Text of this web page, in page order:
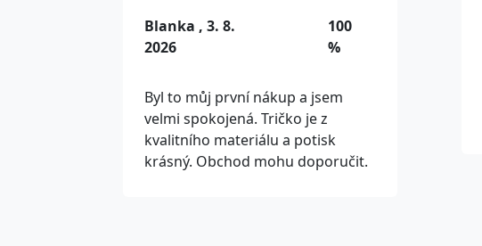
Blanka , 3. 8.
2026
100
%
Byl to můj první nákup a jsem
velmi spokojená. Tričko je z
kvalitního materiálu a potisk
krásný. Obchod mohu doporučit.